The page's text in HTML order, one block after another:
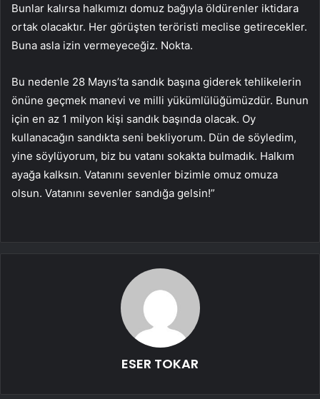
Bunlar kalırsa halkımızı domuz bağıyla öldürenler iktidara
ortak olacaktır. Her görüşten teröristi meclise getirecekler.
Buna asla izin vermeyeceğiz. Nokta.
Bu nedenle 28 Mayıs’ta sandık başına giderek tehlikelerin
önüne geçmek manevi ve milli yükümlülüğümüzdür. Bunun
için en az 1 milyon kişi sandık başında olacak. Oy
kullanacağın sandıkta seni bekliyorum. Dün de söyledim,
yine söylüyorum, biz bu vatanı sokakta bulmadık. Halkım
ayağa kalksın. Vatanını sevenler bizimle omuz omuza
olsun. Vatanını sevenler sandığa gelsin!”
ESER TOKAR